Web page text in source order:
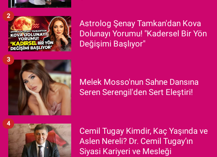
Astrolog Şenay Tamkan'dan Kova
Dolunayı Yorumu! "Kadersel Bir Yön
Değişimi Başlıyor"
2
Melek Mosso'nun Sahne Dansına
Seren Serengil'den Sert Eleştiri!
3
Cemil Tugay Kimdir, Kaç Yaşında ve
Aslen Nereli? Dr. Cemil Tugay’ın
Siyasi Kariyeri ve Mesleği
4